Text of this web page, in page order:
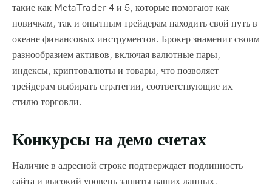
такие как MetaTrader 4 и 5, которые помогают как
новичкам, так и опытным трейдерам находить свой путь в
океане финансовых инструментов. Брокер знаменит своим
разнообразием активов, включая валютные пары,
индексы, криптовалюты и товары, что позволяет
трейдерам выбирать стратегии, соответствующие их
стилю торговли.
Конкурсы на демо счетах
Наличие в адресной строке подтверждает подлинность
сайта и высокий уровень защиты ваших данных.